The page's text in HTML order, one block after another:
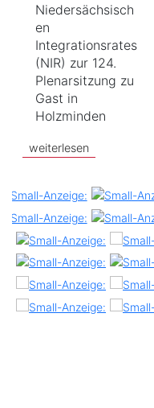
Niedersächsisch
en
Integrationsrates
(NIR) zur 124.
Plenarsitzung zu
Gast in
Holzminden
weiterlesen